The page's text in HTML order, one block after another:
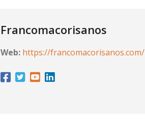
Francomacorisanos
Web: https://francomacorisanos.com/